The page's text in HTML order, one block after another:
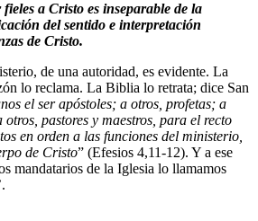
a Cristo es inseparable de la
del sentido e interpretación
de Cristo.
de una autoridad, es evidente. La
lo reclama. La Biblia lo retrata; dice San
el ser apóstoles; a otros, profetas; a
pastores y maestros, para el recto
en orden a las funciones del ministerio,
de Cristo” (Efesios 4,11-12). Y a ese
mandatarios de la Iglesia lo llamamos